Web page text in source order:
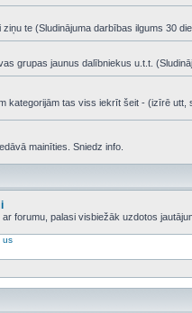
te (Sludinājuma darbības ilgums 30
grupas jaunus dalībniekus u.t.t.
kategorijām tas viss iekrīt šeit - (izīrē utt,
mainīties. Sniedz info.
forumu, palasi visbiežāk uzdotos
us